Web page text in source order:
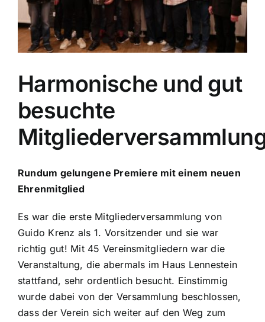
Harmonische und gut
besuchte
Rundum gelungene Premiere mit einem neuen
Ehrenmitglied
Es war die erste Mitgliederversammlung von
Guido Krenz als 1. Vorsitzender und sie war
richtig gut! Mit 45 Vereinsmitgliedern war die
Veranstaltung, die abermals im Haus Lennestein
stattfand, sehr ordentlich besucht. Einstimmig
wurde dabei von der Versammlung beschlossen,
dass der Verein sich weiter auf den Weg zum